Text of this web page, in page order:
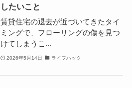
したいこと
賃貸住宅の退去が近づいてきたタイ
ミングで、フローリングの傷を見つ
けてしまうこ...
2026年5月14日 ライフハック